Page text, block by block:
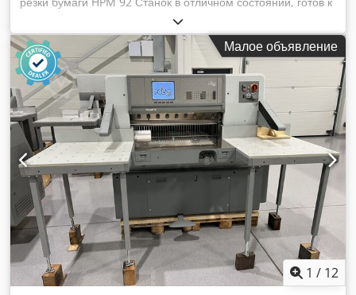
работе. Год выпуска: 2009. Высокое качество. Технические
характеристики: Ширина реза: 920 мм Высота стопы: 120
мм Вес: 2500 кг Питание: 380 В Комплектация: –
Программный блок с цветным сенсорным монитором
(Mitsubishi) – Воздушный стол – Увеличенные боковые
столы – Фотодатчики – Хромированные поверхности стола
Dodpfozmu Ndex An Hsck – Запасной нож Станок
выполнен по образцу немецкого Polar, очень прочная
конструкция, западная электроника (Schneider, Mitsubishi,
Eaton). Очень стабильная задняя рама, CNC-
направляющие, привод на шариковом винте.
Малое объявление
1 / 12